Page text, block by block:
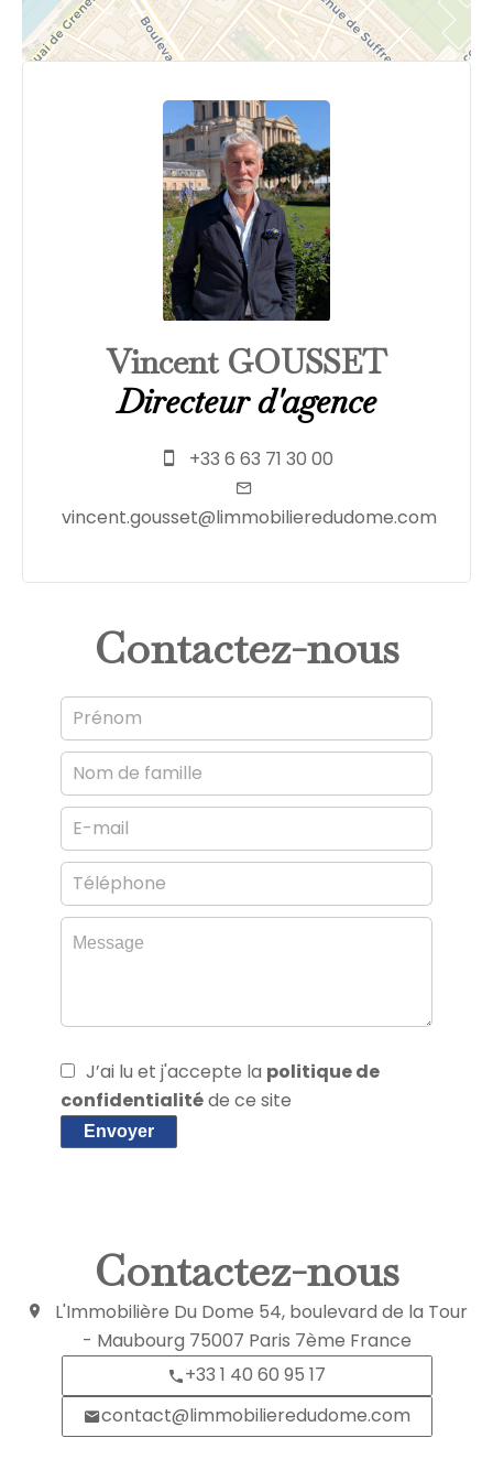
Vincent GOUSSET
Directeur d'agence
+33 6 63 71 30 00
vincent.gousset@limmobilieredudome.com
Contactez-nous
J’ai lu et j'accepte la politique de
confidentialitéde ce site
Envoyer
Contactez-nous
L'Immobilière Du Dome 54, boulevard de la Tour
- Maubourg 75007 Paris 7ème France
+33 1 40 60 95 17
contact@limmobilieredudome.com